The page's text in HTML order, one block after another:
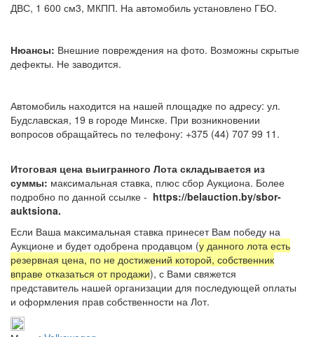
ДВС, 1 600 см3, МКПП. На автомобиль установлено ГБО.
Нюансы: Внешние повреждения на фото. Возможны скрытые
дефекты. Не заводится.
Автомобиль находится на нашей площадке по адресу: ул.
Будславская, 19 в городе Минске. При возникновении
вопросов обращайтесь по телефону: +375 (44) 707 99 11.
Итоговая цена выигранного Лота складывается из
суммы: максимальная ставка, плюс сбор Аукциона. Более
подробно по данной ссылке - https://belauction.by/sbor-
auktsiona.
Если Ваша максимальная ставка принесет Вам победу на
Аукционе и будет одобрена продавцом (у данного лота есть
резервная цена, по не достижений которой, собственник
вправе отказаться от продажи), с Вами свяжется
представитель нашей организации для последующей оплаты
и оформления прав собственности на Лот.